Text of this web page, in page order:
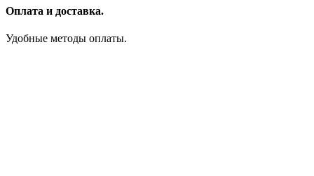
Оплата и доставка.
Удобные методы оплаты.